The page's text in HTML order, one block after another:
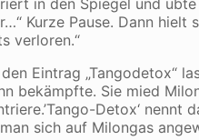
Kurze Pause. Dann hielt
verloren.“
den Eintrag „Tangodetox“
bekämpfte. Sie mied
Detox‘ nennt
sich auf Milongas